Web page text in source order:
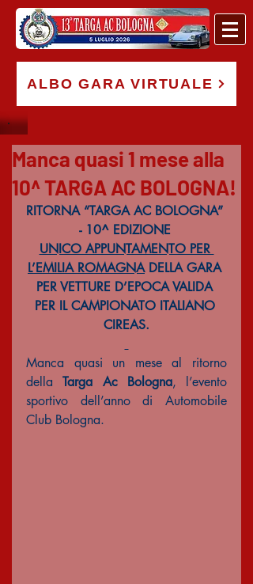
ALBO GARA VIRTUALE
Manca quasi 1 mese alla
10^ TARGA AC BOLOGNA!
RITORNA “TARGA AC BOLOGNA”
- 10^ EDIZIONE
UNICO APPUNTAMENTO PER
L’EMILIA ROMAGNA DELLA GARA
PER VETTURE D’EPOCA VALIDA
PER IL CAMPIONATO ITALIANO
CIREAS.
Manca quasi un mese al ritorno
della Targa Ac Bologna, l’evento
sportivo dell’anno di Automobile
Club Bologna.